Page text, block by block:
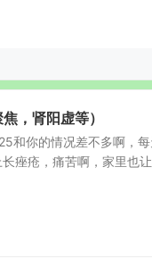
，肾阳虚等）
和你的情况差不多啊，
痤疮，痛苦啊，家里也